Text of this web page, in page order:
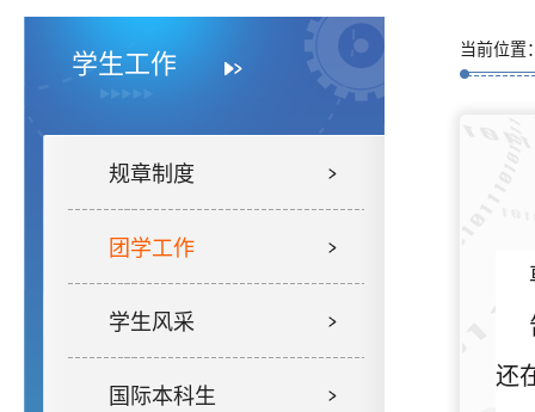
学生工作
规章制度
团学工作
学生风采
国际本科生
当前位置
还